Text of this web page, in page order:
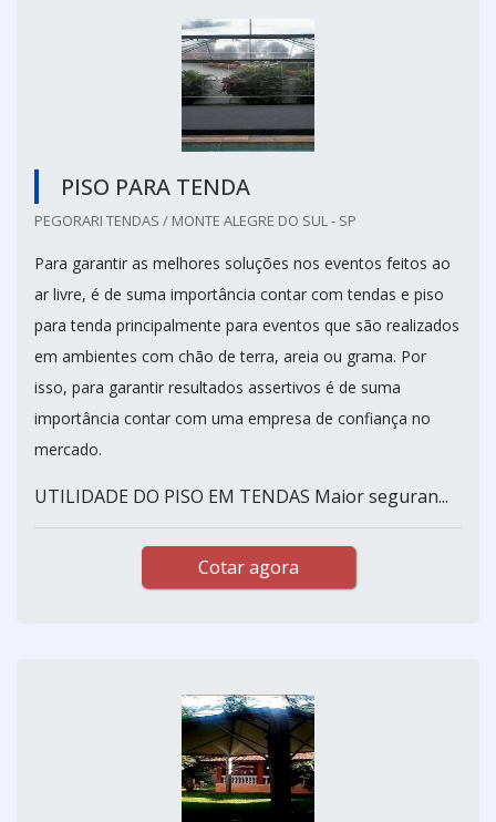
PISO PARA TENDA
PEGORARI TENDAS / MONTE ALEGRE DO SUL - SP
Para garantir as melhores soluções nos eventos feitos ao
ar livre, é de suma importância contar com tendas e piso
para tenda principalmente para eventos que são realizados
em ambientes com chão de terra, areia ou grama. Por
isso, para garantir resultados assertivos é de suma
importância contar com uma empresa de confiança no
mercado.
UTILIDADE DO PISO EM TENDAS Maior seguran...
Cotar agora